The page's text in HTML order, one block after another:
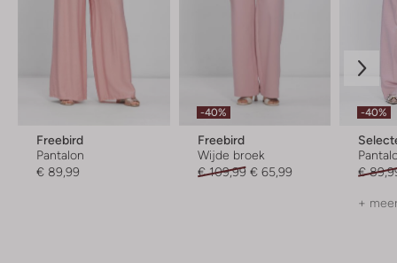
Freebird
Pantalon
€ 89,99
-40%
Freebird
Wijde broek
€ 109,99 € 65,99
-40%
€
+